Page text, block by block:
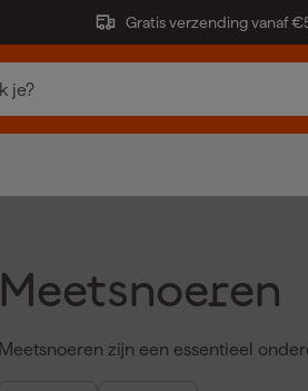
Gratis verzending vanaf
Meetsnoeren
Meetsnoeren zijn een essentieel